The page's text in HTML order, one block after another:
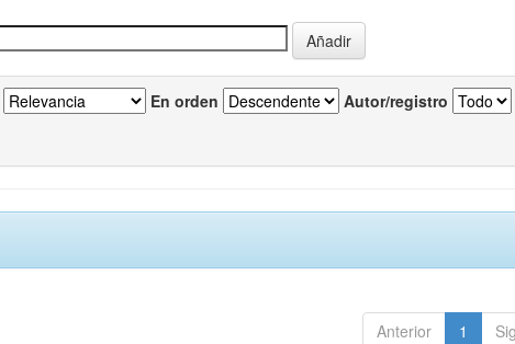
En orden Autor/registro
Anterior 1